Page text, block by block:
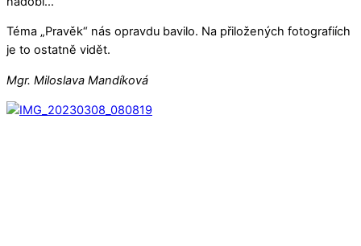
Téma „Pravěk“ nás opravdu bavilo. Na přiložených fotografiích
je to ostatně vidět.
Mgr. Miloslava Mandíková